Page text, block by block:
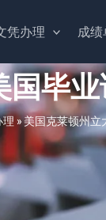
凭办理 成
国毕
»美国克莱顿州